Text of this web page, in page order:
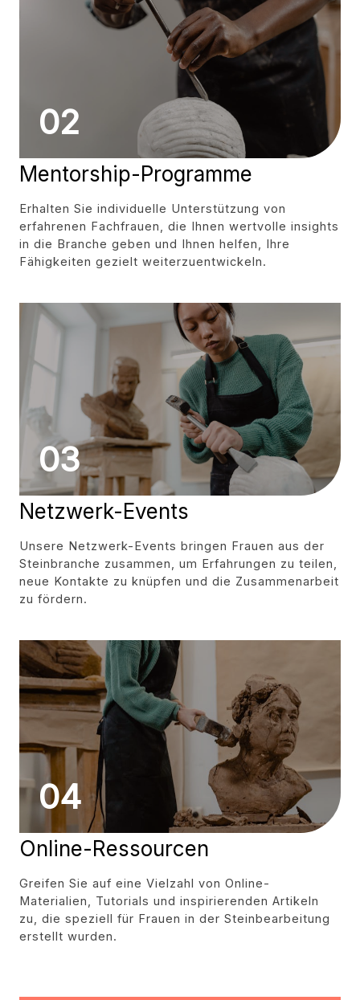
02
Mentorship-Programme
Erhalten Sie individuelle Unterstützung von
erfahrenen Fachfrauen, die Ihnen wertvolle insights
in die Branche geben und Ihnen helfen, Ihre
Fähigkeiten gezielt weiterzuentwickeln.
03
Netzwerk-Events
Unsere Netzwerk-Events bringen Frauen aus der
Steinbranche zusammen, um Erfahrungen zu teilen,
neue Kontakte zu knüpfen und die Zusammenarbeit
zu fördern.
04
Online-Ressourcen
Greifen Sie auf eine Vielzahl von Online-
Materialien, Tutorials und inspirierenden Artikeln
zu, die speziell für Frauen in der Steinbearbeitung
erstellt wurden.